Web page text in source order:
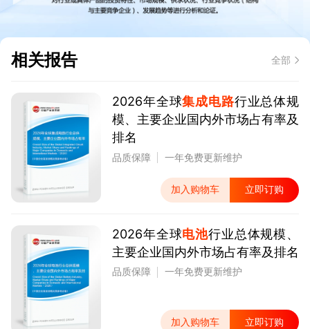
相关报告 全部
2026年全球集成电路行业总体规
模、主要企业国内外市场占有率及
排名
品质保障 一年免费更新维护
加入购物车 立即订购
2026年全球电池行业总体规模、
主要企业国内外市场占有率及排名
品质保障 一年免费更新维护
加入购物车 立即订购